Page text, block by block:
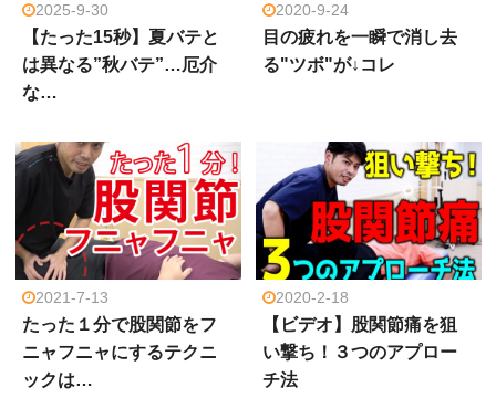
2025-9-30
【たった15秒】夏バテと
は異なる”秋バテ”…厄介
な…
2020-9-24
目の疲れを一瞬で消し去
る"ツボ"が↓コレ
2021-7-13
たった１分で股関節をフ
ニャフニャにするテクニ
ックは…
2020-2-18
【ビデオ】股関節痛を狙
い撃ち！３つのアプロー
チ法